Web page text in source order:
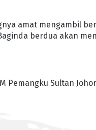
amat mengambil
berdua akan
Pemangku Sultan